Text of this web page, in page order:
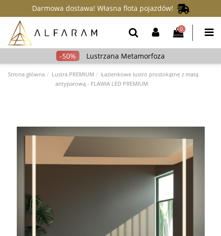
Darmowa dostawa! Własna flota pojazdów!
0
Lustrzana Metamorfoza
Strona główna Lustra PREMIUM
Łazienkowe lustro prostokątne z matą
antyparową - FLAWIA LED PREMIUM